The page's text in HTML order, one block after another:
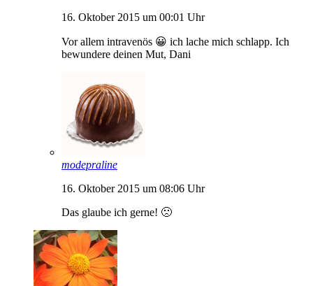
16. Oktober 2015 um 00:01 Uhr
Vor allem intravenös 😀 ich lache mich schlapp. Ich
bewundere deinen Mut, Dani
modepraline
16. Oktober 2015 um 08:06 Uhr
Das glaube ich gerne! 🙁